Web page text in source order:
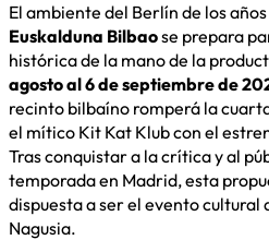
El ambiente del Berlín de los
Euskalduna Bilbaose prepara
histórica de la mano de la
agosto al 6 de septiembre de
recinto bilbaíno romperá la
el mítico Kit Kat Klub con el
Tras conquistar a la crítica y al
temporada en Madrid, esta
dispuesta a ser el evento cultural
Nagusia.